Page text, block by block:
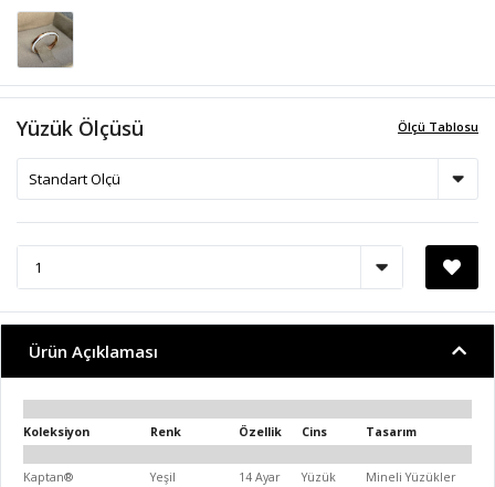
Ölçü Tablosu
Yüzük Ölçüsü
Ürün Açıklaması
Koleksiyon Renk Özellik Cins Tasarım
Kaptan® Yeşil 14 Ayar Yüzük Mineli Yüzükler